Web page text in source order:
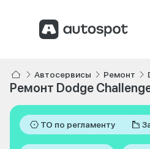
Автосервисы Ремонт
Ремонт Dodge
ТО по регламенту